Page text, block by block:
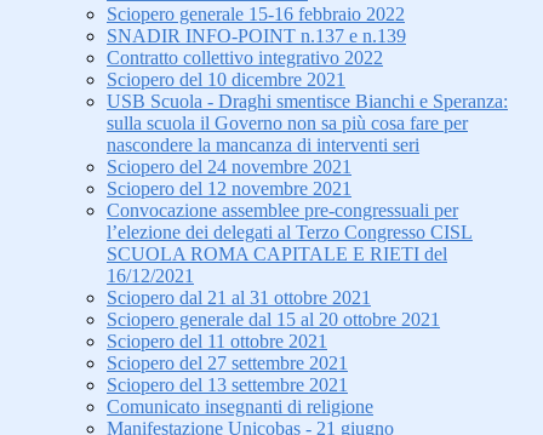
Sciopero generale 15-16 febbraio 2022
SNADIR INFO-POINT n.137 e n.139
Contratto collettivo integrativo 2022
Sciopero del 10 dicembre 2021
USB Scuola - Draghi smentisce Bianchi e Speranza:
sulla scuola il Governo non sa più cosa fare per
nascondere la mancanza di interventi seri
Sciopero del 24 novembre 2021
Sciopero del 12 novembre 2021
Convocazione assemblee pre-congressuali per
l’elezione dei delegati al Terzo Congresso CISL
SCUOLA ROMA CAPITALE E RIETI del
16/12/2021
Sciopero dal 21 al 31 ottobre 2021
Sciopero generale dal 15 al 20 ottobre 2021
Sciopero del 11 ottobre 2021
Sciopero del 27 settembre 2021
Sciopero del 13 settembre 2021
Comunicato insegnanti di religione
Manifestazione Unicobas - 21 giugno